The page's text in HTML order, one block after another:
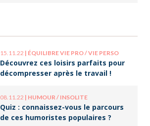
15.11.22 | ÉQUILIBRE VIE PRO / VIE PERSO
Découvrez ces loisirs parfaits pour
décompresser après le travail !
08.11.22 | HUMOUR / INSOLITE
Quiz : connaissez-vous le parcours
de ces humoristes populaires ?